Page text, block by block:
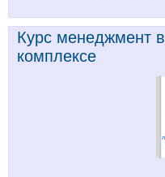
Курс менеджмент
комплексе